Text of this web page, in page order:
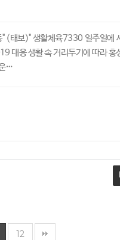
(태보) ​" 생활체육7330 일주일에
대응 생활 속 거리두기에 따라 홍
…
12